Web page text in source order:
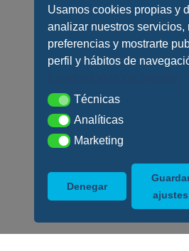
Usamos cookies propias y
analizar nuestros servicios,
preferencias y mostrarte
perfil y hábitos de
TécnicasTécnicas
AnalíticasAnalíticas
MarketingMarketing
Denegar
ajustes